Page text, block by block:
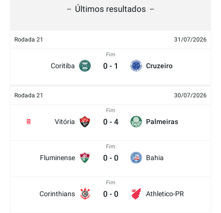
Últimos resultados
Rodada 21 31/07/2026
Coritiba
Fim
0 - 1 Cruzeiro
Rodada 21 30/07/2026
Vitória
2
Fim
0 - 4 Palmeiras
Fluminense
Fim
0 - 0 Bahia
Corinthians
Fim
0 - 0 Athletico-PR